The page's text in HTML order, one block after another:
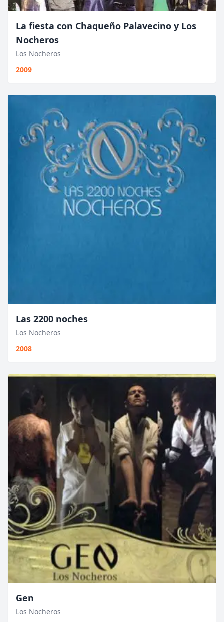
La fiesta con Chaqueño Palavecino y Los
Nocheros
Los Nocheros
2009
Las 2200 noches
Los Nocheros
2008
Gen
Los Nocheros